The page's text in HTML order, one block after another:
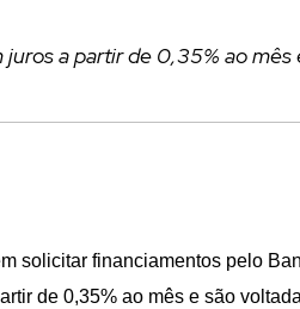
a partir de 0,35% ao
solicitar financiamentos pelo
de 0,35% ao mês e são